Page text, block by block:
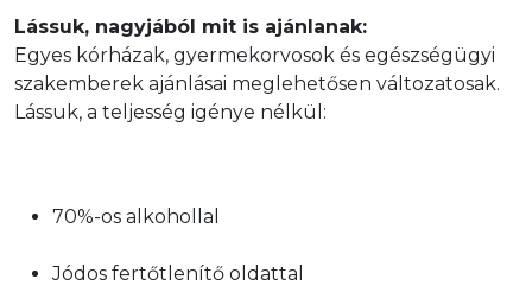
Lássuk, nagyjából mit is ajánlanak:
Egyes kórházak, gyermekorvosok és egészségügyi
szakemberek ajánlásai meglehetősen változatosak.
Lássuk, a teljesség igénye nélkül:
70%-os alkohollal
Jódos fertőtlenítő oldattal